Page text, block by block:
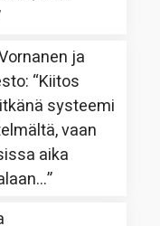
ja
: “Kiitos
systeemi
vaan
aika
”